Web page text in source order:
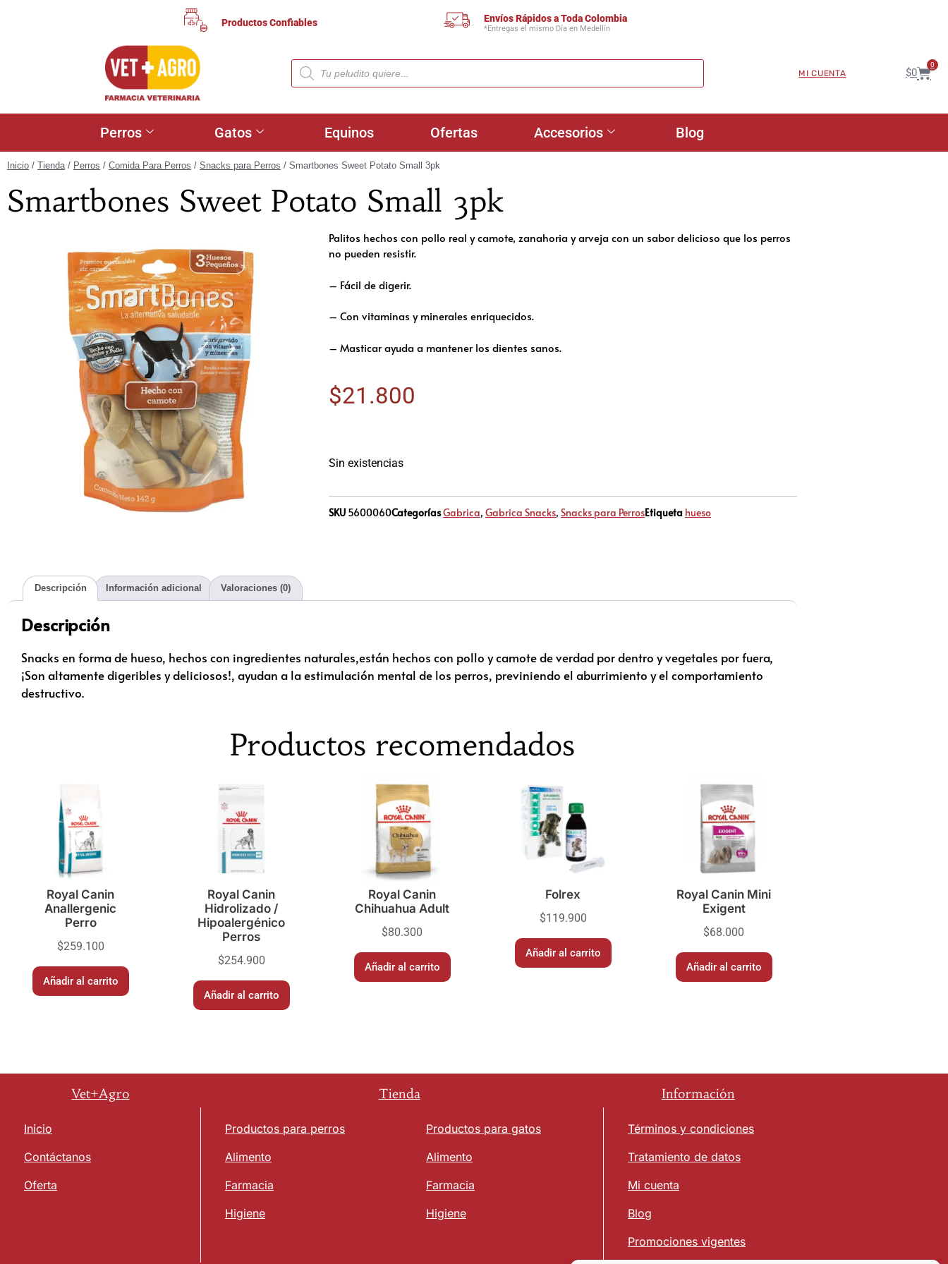
Productos Confiables Envíos Rápidos a Toda Colombia
*Entregas el mismo Día en Medellín
MI CUENTA $0
0
Perros Gatos Equinos Ofertas Accesorios Blog
Inicio / Tienda/ Perros / Comida Para Perros / Snacks para Perros / Smartbones Sweet Potato Small 3pk
Smartbones Sweet Potato Small 3pk
Palitos hechos con pollo real y camote, zanahoria y arveja con un sabor delicioso que los perros
no pueden resistir.
– Fácil de digerir.
– Con vitaminas y minerales enriquecidos.
– Masticar ayuda a mantener los dientes sanos.
$21.800
Sin existencias
SKU 5600060CategoríasGabrica, Gabrica Snacks, Snacks para PerrosEtiqueta hueso
Descripción Información adicional Valoraciones (0)
Descripción
Snacks en forma de hueso, hechos con ingredientes naturales,están hechos con pollo y camote de verdad por dentro y vegetales por fuera,
¡Son altamente digeribles y deliciosos!, ayudan a la estimulación mental de los perros, previniendo el aburrimiento y el comportamiento
destructivo.
Productos recomendados
Royal Canin
Anallergenic
Perro
$259.100
Añadir al carrito
Royal Canin
Hidrolizado /
Hipoalergénico
Perros
$254.900
Añadir al carrito
Royal Canin
Chihuahua Adult
$80.300
Añadir al carrito
Folrex
$119.900
Añadir al carrito
Royal Canin Mini
Exigent
$68.000
Añadir al carrito
Vet+Agro Tienda Información
Inicio
Contáctanos
Oferta
Productos para perros
Alimento
Farmacia
Higiene
Productos para gatos
Alimento
Farmacia
Higiene
Términos y condiciones
Tratamiento de datos
Mi cuenta
Blog
Promociones vigentes